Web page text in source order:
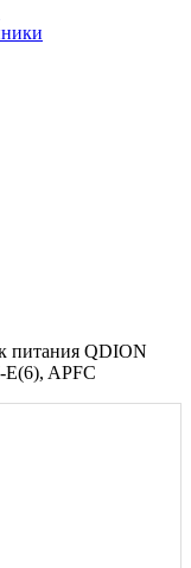
питания QDION
APFC